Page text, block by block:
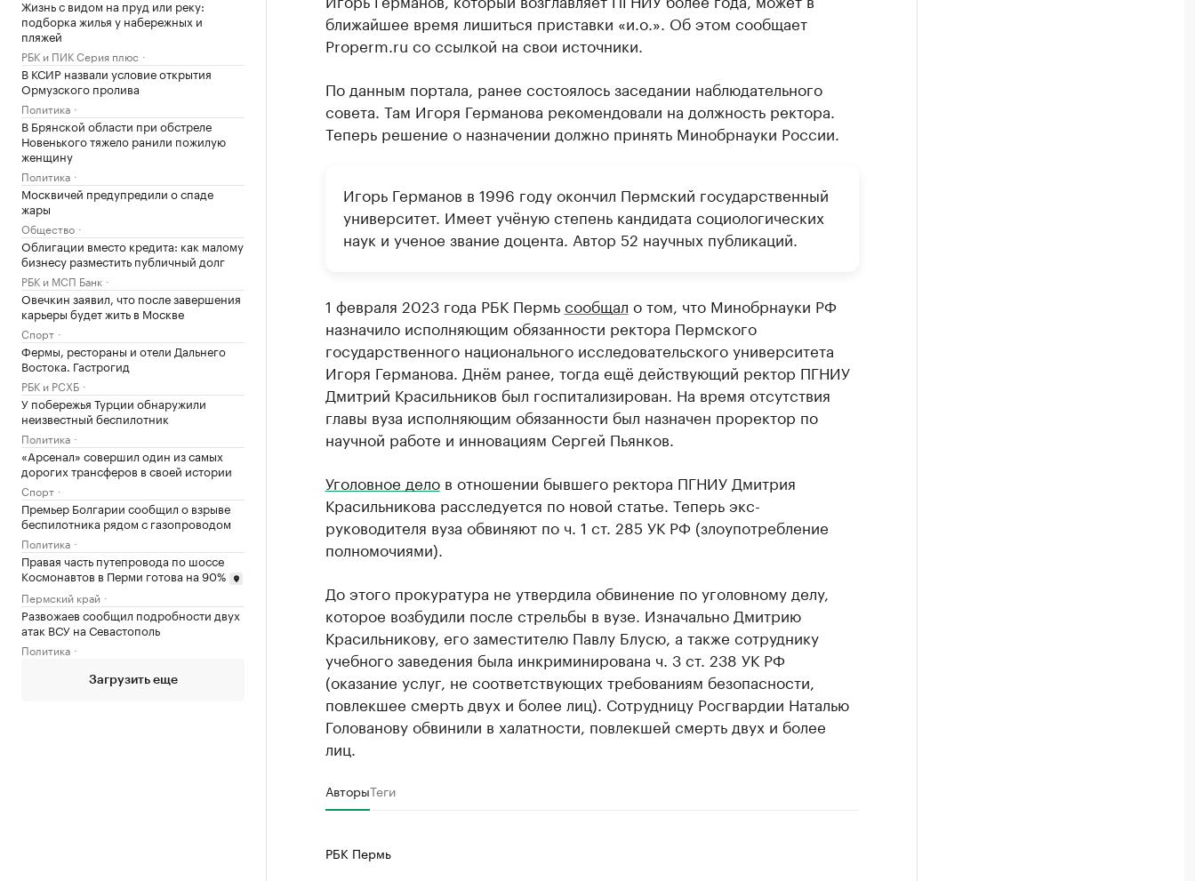
Жизнь с видом на пруд или реку:
подборка жилья у набережных и
пляжей
РБК и ПИК Серия плюс
В КСИР назвали условие открытия
Ормузского пролива
Политика
В Брянской области при обстреле
Новенького тяжело ранили пожилую
женщину
Политика
Москвичей предупредили о спаде
жары
Общество
Облигации вместо кредита: как малому
бизнесу разместить публичный долг
РБК и МСП Банк
Овечкин заявил, что после завершения
карьеры будет жить в Москве
Спорт
Фермы, рестораны и отели Дальнего
Востока. Гастрогид
РБК и РСХБ
У побережья Турции обнаружили
неизвестный беспилотник
Политика
«Арсенал» совершил один из самых
дорогих трансферов в своей истории
Спорт
Премьер Болгарии сообщил о взрыве
беспилотника рядом с газопроводом
Политика
Правая часть путепровода по шоссе
Космонавтов в Перми готова на 90%
Пермский край
Развожаев сообщил подробности двух
атак ВСУ на Севастополь
Политика
Загрузить еще
ближайшее время лишиться приставки «и.о.». Об этом сообщает
Properm.ru со ссылкой на свои источники.
По данным портала, ранее состоялось заседании наблюдательного
совета. Там Игоря Германова рекомендовали на должность ректора.
Теперь решение о назначении должно принять Минобрнауки России.
Игорь Германов в 1996 году окончил Пермский государственный
университет. Имеет учёную степень кандидата социологических
наук и ученое звание доцента. Автор 52 научных публикаций.
1 февраля 2023 года РБК Пермьсообщал о том, что Минобрнауки РФ
назначило исполняющим обязанности ректора Пермского
государственного национального исследовательского университета
Игоря Германова. Днём ранее, тогда ещё действующий ректор ПГНИУ
Дмитрий Красильников был госпитализирован. На время отсутствия
главы вуза исполняющим обязанности был назначен проректор по
научной работе и инновациям Сергей Пьянков.
Уголовное делов отношении бывшего ректора ПГНИУ Дмитрия
Красильникова расследуется по новой статье. Теперь экс-
руководителя вуза обвиняют по ч. 1 ст. 285 УК РФ (злоупотребление
полномочиями).
До этого прокуратура не утвердила обвинение по уголовному делу,
которое возбудили после стрельбы в вузе. Изначально Дмитрию
Красильникову, его заместителю Павлу Блусю, а также сотруднику
учебного заведения была инкриминирована ч. 3 ст. 238 УК РФ
(оказание услуг, не соответствующих требованиям безопасности,
повлекшее смерть двух и более лиц). Сотрудницу Росгвардии Наталью
Голованову обвинили в халатности, повлекшей смерть двух и более
лиц.
АвторыТеги
РБК Пермь